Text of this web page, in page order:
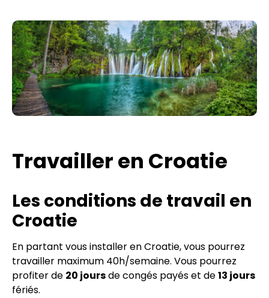
Travailler en Croatie
Les conditions de travail en
Croatie
En partant vous installer en Croatie, vous pourrez
travailler maximum 40h/semaine. Vous pourrez
profiter de 20 joursde congés payés et de13 jours
fériés.